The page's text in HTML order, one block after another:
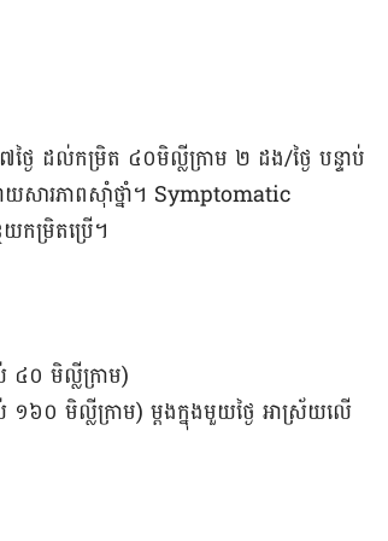
ៃ ដល់កម្រិត ​៤០មិល្លីក្រាម ២ ដង/ថ្ងៃ ​បន្ទាប់​
សារ​ភាព​ស៊ាំ​ថ្នាំ។ Symptomatic
កម្រិត​ប្រើ។
៤០ មិល្លីក្រាម)
០ មិល្លីក្រាម) ម្ដងក្នុង​មួយថ្ងៃ អាស្រ័យ​លើ​